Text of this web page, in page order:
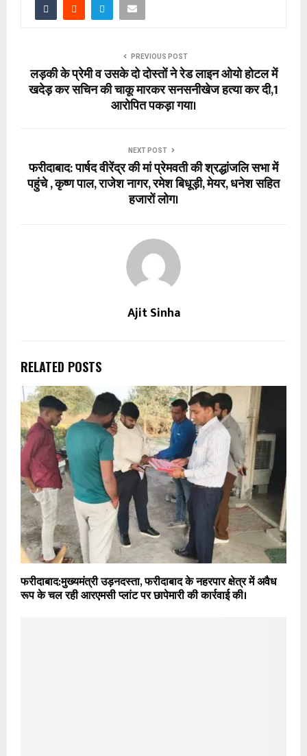
PREVIOUS POST
लड़की के प्रेमी व उसके दो दोस्तों ने रेड लाइन ओयो होटल में
खदेड़ कर सचिन की चाकू मारकर सनसनीखेज हत्या कर दी,1
आरोपित पकड़ा गया।
NEXT POST
फरीदाबाद: पार्षद वीरेंद्र की मां प्रेमवती की श्रद्धांजलि सभा में
पहुंचे , कृष्ण पाल, राजेश नागर, रमेश बिधूड़ी, मेयर, धनेश सहित
हजारों लोग।
Ajit Sinha
RELATED POSTS
फरीदाबाद:मुख्यमंत्री उड़नदस्ता, फरीदाबाद के नहरपार क्षेत्र में अवैध
रूप के चल रही आरएमसी प्लांट पर छापेमारी की कार्रवाई की।